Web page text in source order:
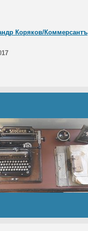
Коряков/Коммерсантъ